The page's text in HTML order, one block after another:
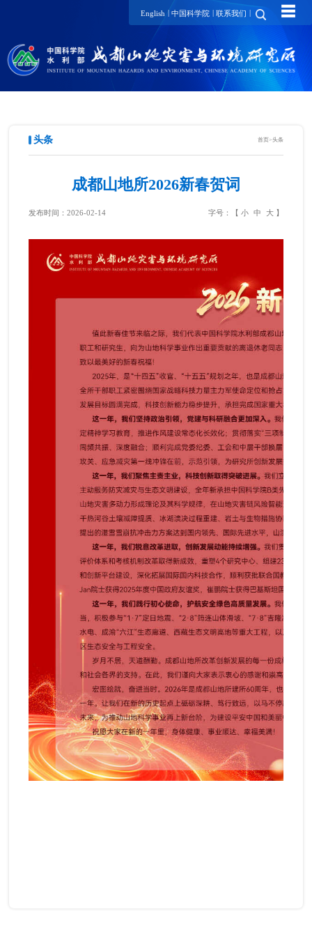
English | 中国科学院 | 联系我们 | ☰
头条 首页>头条
成都山地所2026新春贺词
发布时间：2026-02-14 字号：【 小 中 大】